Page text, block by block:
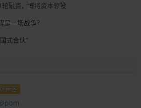
轮融资，博将资本领投
是一场战争？
式合伙”
笛客